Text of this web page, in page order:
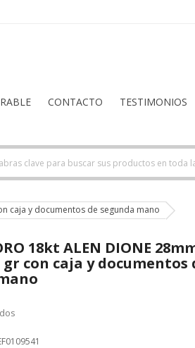
CONTACTO TESTIMONIOS
caja y documentos de segunda mano
18kt ALEN DIONE
gr con caja y documentos